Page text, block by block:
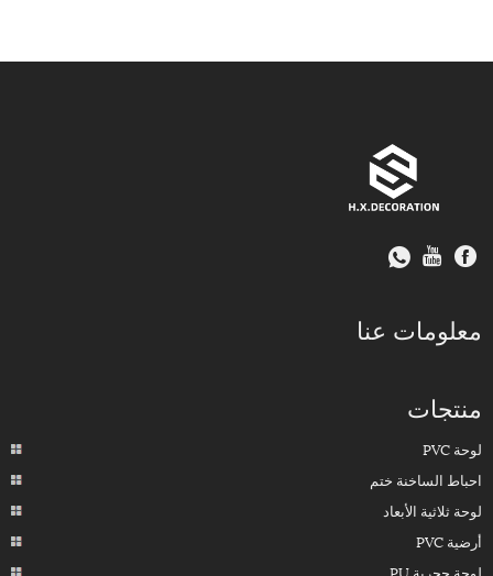
معلومات عنا
منتجات
لوحة PVC
احباط الساخنة ختم
لوحة ثلاثية الأبعاد
أرضية PVC